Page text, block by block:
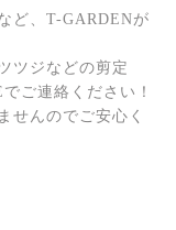
ど、T-GARDENが
ツジなどの剪定
ご連絡ください！
せんのでご安心く